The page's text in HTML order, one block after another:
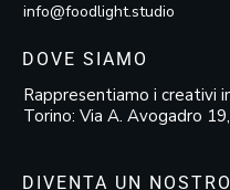
info@foodlight.studio
DOVE SIAMO
Rappresentiamo i creativi
Torino: Via A. Avogadro
DIVENTA UN